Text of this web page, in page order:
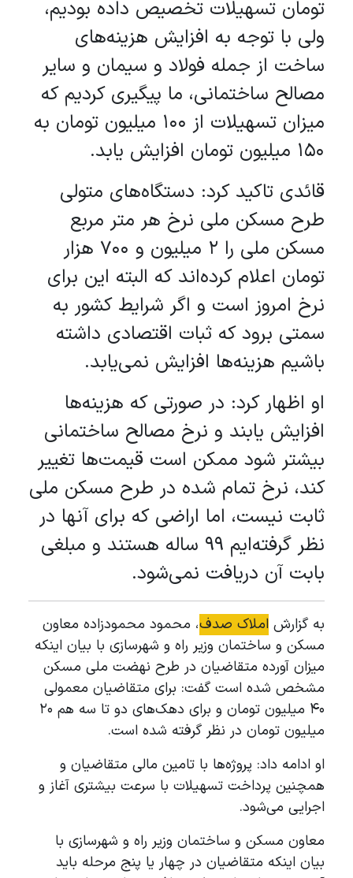
تومان تسهیلات تخصیص داده بودیم،
ولی با توجه به افزایش هزینه‌های
ساخت از جمله فولاد و سیمان و سایر
مصالح ساختمانی، ما پیگیری کردیم که
میزان تسهیلات از ۱۰۰ میلیون تومان به
۱۵۰ میلیون تومان افزایش یابد.
قائدی تاکید کرد: دستگاه‌های متولی
طرح مسکن ملی نرخ هر متر مربع
مسکن ملی را ۲ میلیون و ۷۰۰ هزار
تومان اعلام کرده‌اند که البته این برای
نرخ امروز است و اگر شرایط کشور به
سمتی برود که ثبات اقتصادی داشته
باشیم هزینه‌ها افزایش نمی‌یابد.
او اظهار کرد: در صورتی که هزینه‌ها
افزایش یابند و نرخ مصالح ساختمانی
بیشتر شود ممکن است قیمت‌ها تغییر
کند، نرخ تمام شده در طرح مسکن ملی
ثابت نیست، اما اراضی که برای آنها در
نظر گرفته‌ایم ۹۹ ساله هستند و مبلغی
بابت آن دریافت نمی‌شود.
به گزارش املاک صدف، محمود محمودزاده معاون
مسکن و ساختمان وزیر راه و شهرسازی با بیان اینکه
میزان آورده متقاضیان در طرح نهضت ملی مسکن
مشخص شده است گفت: برای متقاضیان معمولی
۴۰ میلیون تومان و برای دهک‌های دو تا سه هم ۲۰
میلیون تومان در نظر گرفته شده است.
او ادامه داد: پروژه‌ها با تامین مالی متقاضیان و
همچنین پرداخت تسهیلات با سرعت بیشتری آغاز و
اجرایی می‌شود.
معاون مسکن و ساختمان وزیر راه و شهرسازی با
بیان اینکه متقاضیان در چهار یا پنج مرحله باید